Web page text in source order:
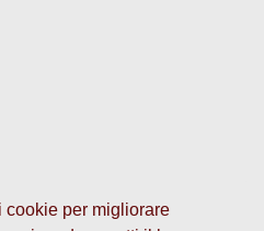
cookie per migliorare